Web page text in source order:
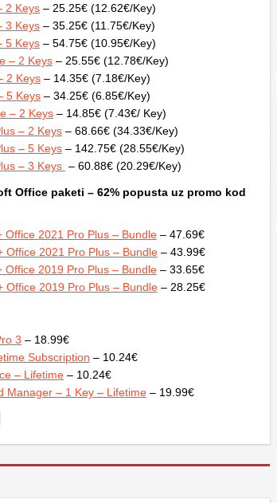
2 Keys – 25.25€ (12.62€/Key)
3 Keys – 35.25€ (11.75€/Key)
5 Keys – 54.75€ (10.95€/Key)
– 2 Keys – 25.55€ (12.78€/Key)
2 Keys – 14.35€ (7.18€/Key)
5 Keys – 34.25€ (6.85€/Key)
– 2 Keys – 14.85€ (7.43€/ Key)
– 2 Keys – 68.66€ (34.33€/Key)
– 5 Keys – 142.75€ (28.55€/Key)
– 3 Keys – 60.88€ (20.29€/Key)
Office paketi – 62% popusta uz promo kod
Office 2021 Pro Plus – Bundle – 47.69€
Office 2021 Pro Plus – Bundle – 43.99€
Office 2019 Pro Plus – Bundle – 33.65€
Office 2019 Pro Plus – Bundle – 28.25€
3 – 18.99€
Subscription – 10.24€
– Lifetime – 10.24€
Manager – 1 Key – Lifetime – 19.99€